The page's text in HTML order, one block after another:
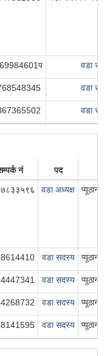
वडा
वडा
वडा
नं पद
वडा अध्यक्ष प्यूठान
वडा सदस्य प्यूठान
वडा सदस्य प्यूठान
वडा सदस्य प्यूठान
वडा सदस्य प्यूठान